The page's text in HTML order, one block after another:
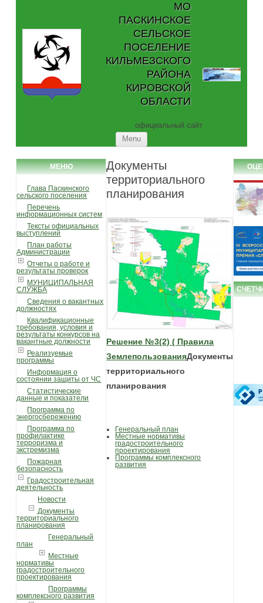
МО
ПАСКИНСКОЕ
СЕЛЬСКОЕ
ПОСЕЛЕНИЕ
КИЛЬМЕЗСКОГО
РАЙОНА
КИРОВСКОЙ
ОБЛАСТИ
официальный сайт
Menu
МЕНЮ
Глава Паскинского
сельского поселения
Перечень
информационных систем
Тексты официальных
выступлений
План работы
Администрации
Отчеты о работе и
результаты проверок
МУНИЦИПАЛЬНАЯ
СЛУЖБА
Сведения о вакантных
должностях
Квалификационные
требования, условия и
результаты конкурсов на
вакантные должности
Реализуемые
программы
Информация о
состоянии защиты от ЧС
Статистические
данные и показатели
Программа по
энергосбережению
Программа по
профилактике
терроризма и
экстремизма
Пожарная
безопасность
Градостроительная
деятельность
Новости
Документы
территориального
планирования
Генеральный
план
Местные
нормативы
градостроительного
проектирования
Программы
комплексного развития
Документы
территориального
планирования
Решение №3(2) ( Правила
ЗемлепользованияДокументы
территориального
планирования
Генеральный план
Местные нормативы
градостроительного
проектирования
Программы комплексного
развития